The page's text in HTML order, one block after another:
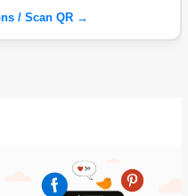
/ Scan QR →